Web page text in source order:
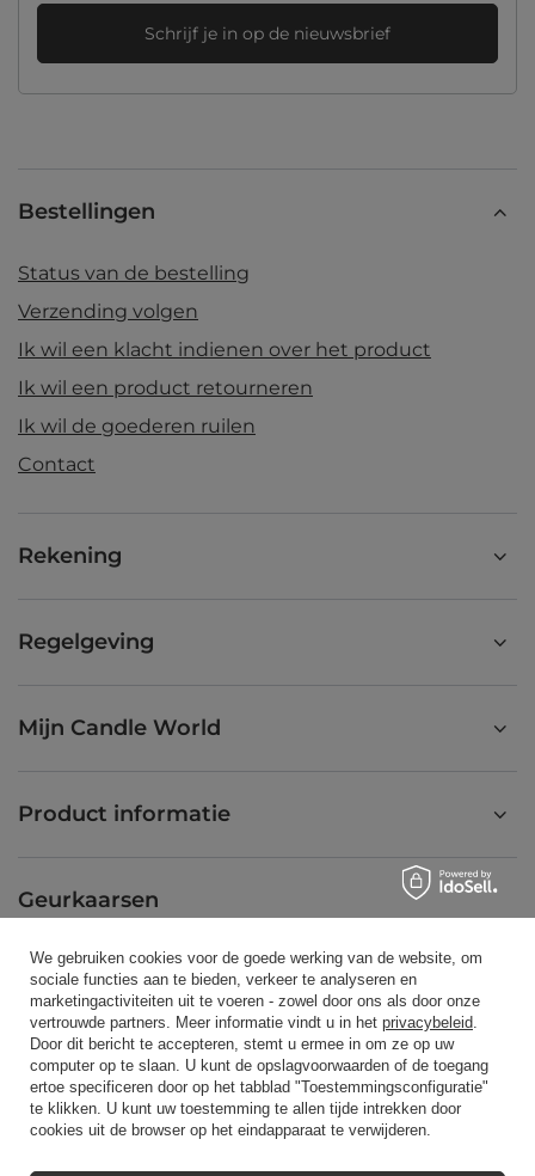
Schrijf je in op de nieuwsbrief
Bestellingen
Status van de bestelling
Verzending volgen
Ik wil een klacht indienen over het product
Ik wil een product retourneren
Ik wil de goederen ruilen
Contact
Rekening
Regelgeving
Mijn Candle World
Product informatie
Geurkaarsen
Snelkoppeling
Blog
We gebruiken cookies voor de goede werking van de website, om
sociale functies aan te bieden, verkeer te analyseren en
marketingactiviteiten uit te voeren - zowel door ons als door onze
vertrouwde partners. Meer informatie vindt u in het privacybeleid.
Door dit bericht te accepteren, stemt u ermee in om ze op uw
computer op te slaan. U kunt de opslagvoorwaarden of de toegang
ertoe specificeren door op het tabblad "Toestemmingsconfiguratie"
te klikken. U kunt uw toestemming te allen tijde intrekken door
cookies uit de browser op het eindapparaat te verwijderen.